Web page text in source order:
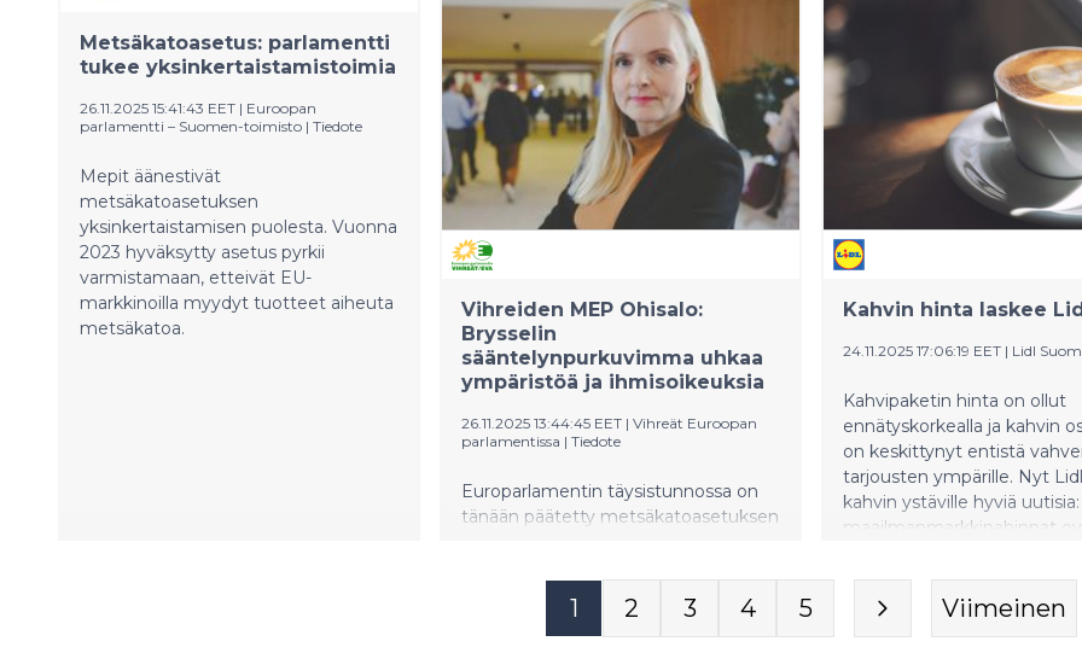
osallistuu edustajia MTK:sta ja SLC:stä.
Edellisen kerran vastaavan
järjestettiin kymmenen vuotta sitten.
Mielenosoitus järjestetään
vastalauseena EU-komission
budjettiesitykselle vuoden 2027
jälkeiselle ajalle. Maataloudelle
korvamerkitty EU-rahoitus on
vaarassa pienentyä viidenneksellä.
Metsäkatoasetus: parlamentti
tukee yksinkertaistamistoimia
26.11.2025 15:41:43 EET | Euroopan
parlamentti – Suomen-toimisto | Tiedote
Mepit äänestivät
metsäkatoasetuksen
yksinkertaistamisen puolesta. Vuonna
2023 hyväksytty asetus pyrkii
varmistamaan, etteivät EU-
markkinoilla myydyt tuotteet aiheuta
metsäkatoa.
Vihreiden MEP Ohisalo:
Brysselin
sääntelynpurkuvimma uhkaa
ympäristöä ja ihmisoikeuksia
26.11.2025 13:44:45 EET | Vihreät Euroopan
parlamentissa | Tiedote
Europarlamentin täysistunnossa on
tänään päätetty metsäkatoasetuksen
digilainsäädännön purkamiseksi.
Vihreiden europarlamentaarikko
Kahvin hinta laskee
24.11.2025 17:06:19 EET | Lidl
Kahvipaketin hinta on ollut
ennätyskorkealla ja kahvin
on keskittynyt entistä
tarjousten ympärille. Nyt
kahvin ystäville hyviä uutisia:
maailmanmarkkinahinnat
Bellarom-merkin kahvien
normaalihintaa pysyvästi
1 2 3 4 5 Viimeinen